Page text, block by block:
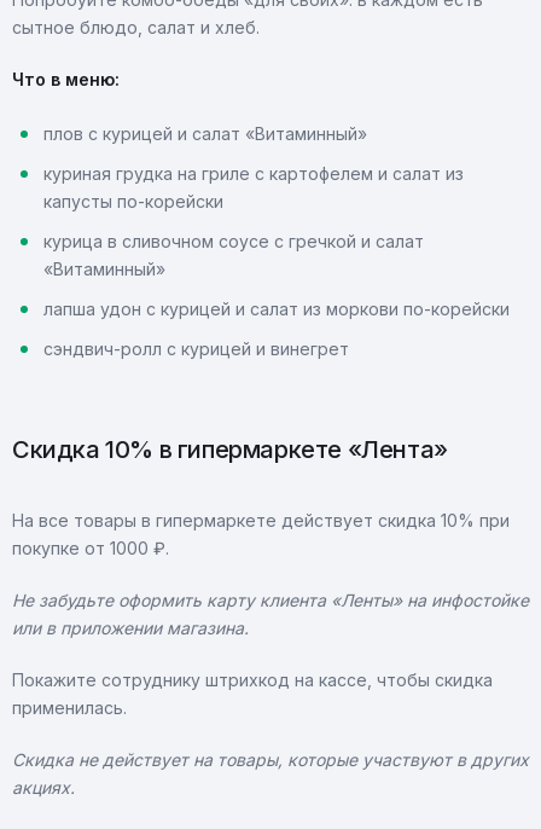
сытное блюдо, салат и хлеб.
Что в меню:
плов с курицей и салат «Витаминный»
куриная грудка на гриле с картофелем и салат из
капусты по-корейски
курица в сливочном соусе с гречкой и салат
«Витаминный»
лапша удон с курицей и салат из моркови по-корейски
сэндвич-ролл с курицей и винегрет
Скидка 10% в гипермаркете «Лента»
На все товары в гипермаркете действует скидка 10% при
покупке от 1000 ₽.
Не забудьте оформить карту клиента «Ленты» на инфостойке
или в приложении магазина.
Покажите сотруднику штрихкод на кассе, чтобы скидка
применилась.
Скидка не действует на товары, которые участвуют в других
акциях.